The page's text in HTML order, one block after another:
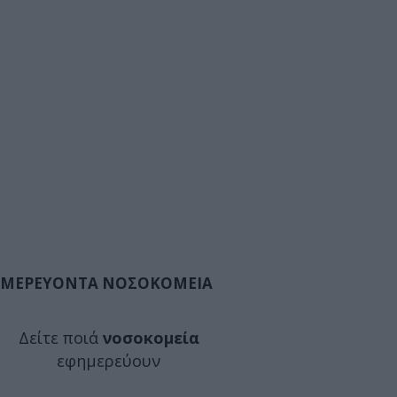
ΝΟΣΟΚΟΜΕΙΑ
Δείτε ποιά νοσοκομεία
εφημερεύουν